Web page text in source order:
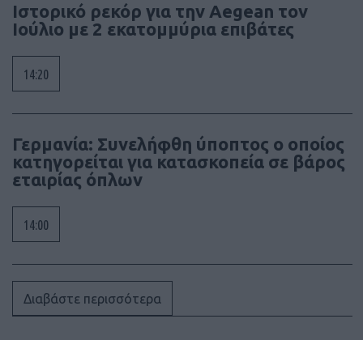
Ιστορικό ρεκόρ για την Aegean τον
Ιούλιο με 2 εκατομμύρια επιβάτες
14:20
Γερμανία: Συνελήφθη ύποπτος ο οποίος
κατηγορείται για κατασκοπεία σε βάρος
εταιρίας όπλων
14:00
Διαβάστε περισσότερα